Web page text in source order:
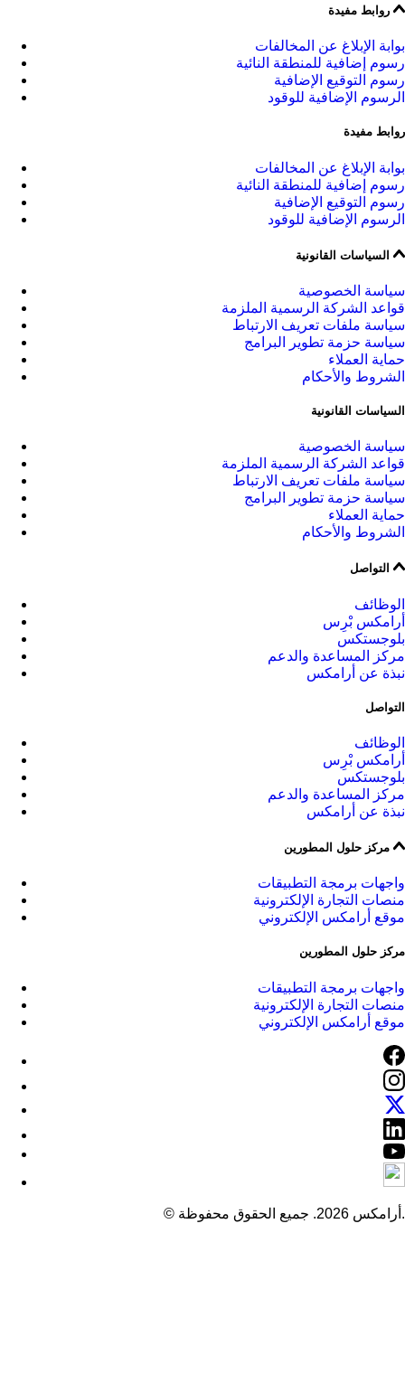
روابط مفيدة
بوابة الإبلاغ عن المخالفات
رسوم إضافية للمنطقة النائية
رسوم التوقيع الإضافية
الرسوم الإضافية للوقود
روابط مفيدة
بوابة الإبلاغ عن المخالفات
رسوم إضافية للمنطقة النائية
رسوم التوقيع الإضافية
الرسوم الإضافية للوقود
السياسات القانونية
سياسة الخصوصية
قواعد الشركة الرسمية الملزمة
سياسة ملفات تعريف الارتباط
سياسة حزمة تطوير البرامج
حماية العملاء
الشروط والأحكام
السياسات القانونية
سياسة الخصوصية
قواعد الشركة الرسمية الملزمة
سياسة ملفات تعريف الارتباط
سياسة حزمة تطوير البرامج
حماية العملاء
الشروط والأحكام
التواصل
الوظائف
أرامكس بْرِس
بلوجستكس
مركز المساعدة والدعم
نبذة عن أرامكس
التواصل
الوظائف
أرامكس بْرِس
بلوجستكس
مركز المساعدة والدعم
نبذة عن أرامكس
مركز حلول المطورين
واجهات برمجة التطبيقات
منصات التجارة الإلكترونية
موقع أرامكس الإلكتروني
مركز حلول المطورين
واجهات برمجة التطبيقات
منصات التجارة الإلكترونية
موقع أرامكس الإلكتروني
© أرامكس 2026. جميع الحقوق محفوظة.